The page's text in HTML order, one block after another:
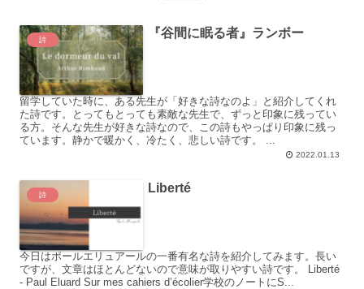
詩 『谷間に眠る者』ランボー
留学していた時に、ある先生が「好きな詩なのよ」と紹介してくれ
た詩です。とってもとっても素敵な先生で、ずっと印象に残ってい
る方。そんな先生が好きな詩なので、この詩もやっぱり印象に残っ
ています。静かで暖かく、冷たく、悲しい詩です。 ...
2022.01.13
詩 Liberté
今日はポールエリュアールの一番有名な詩を紹介してみます。長い
ですが、文章はほとんどないので意味が取りやすい詩です。 Liberté
- Paul Eluard Sur mes cahiers d’écolier学校のノートにS...